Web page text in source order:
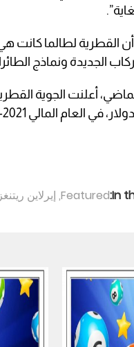
أن القطرية لطالما كانت
الجديدة ونماذج
In
Featured
, إيرلاين ريتنغز